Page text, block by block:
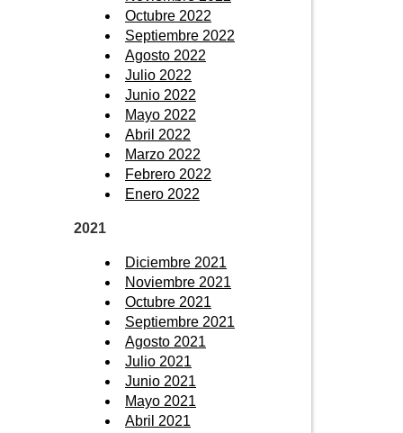
Octubre 2022
Septiembre 2022
Agosto 2022
Julio 2022
Junio 2022
Mayo 2022
Abril 2022
Marzo 2022
Febrero 2022
Enero 2022
2021
Diciembre 2021
Noviembre 2021
Octubre 2021
Septiembre 2021
Agosto 2021
Julio 2021
Junio 2021
Mayo 2021
Abril 2021